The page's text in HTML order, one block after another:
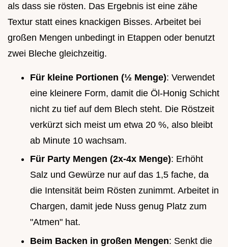
als dass sie rösten. Das Ergebnis ist eine zähe
Textur statt eines knackigen Bisses. Arbeitet bei
großen Mengen unbedingt in Etappen oder benutzt
zwei Bleche gleichzeitig.
Für kleine Portionen (½ Menge): Verwendet
eine kleinere Form, damit die Öl-Honig Schicht
nicht zu tief auf dem Blech steht. Die Röstzeit
verkürzt sich meist um etwa 20 %, also bleibt
ab Minute 10 wachsam.
Für Party Mengen (2x-4x Menge): Erhöht
Salz und Gewürze nur auf das 1,5 fache, da
die Intensität beim Rösten zunimmt. Arbeitet in
Chargen, damit jede Nuss genug Platz zum
"Atmen" hat.
Beim Backen in großen Mengen: Senkt die